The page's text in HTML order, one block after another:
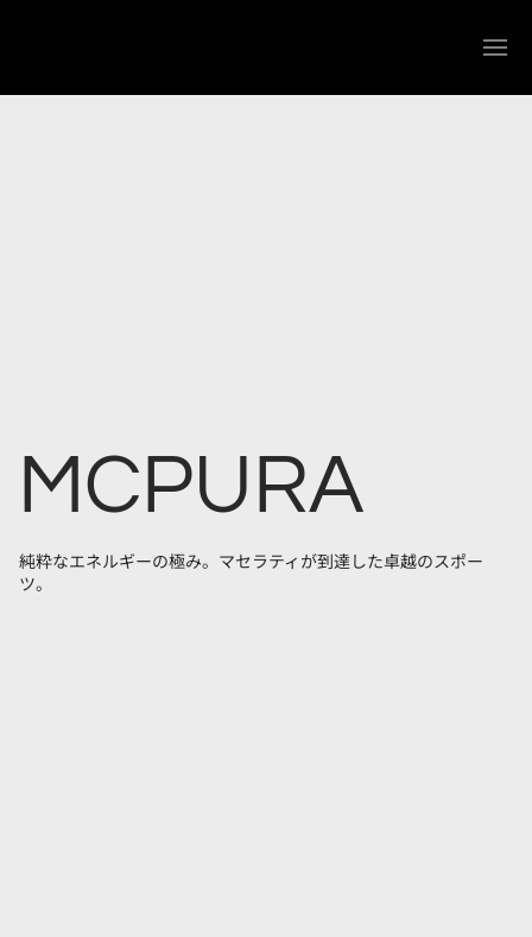
MCPURA
純粋なエネルギーの極み。マセラティが到達した卓越のスポー
ツ。